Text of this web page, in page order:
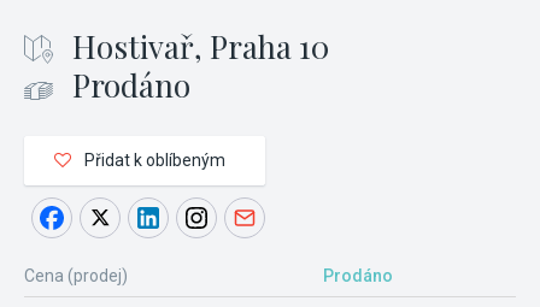
Hostivař, Praha 10
Prodáno
Přidat k oblíbeným
Cena (prodej) Prodáno